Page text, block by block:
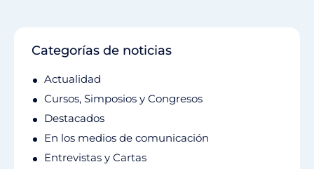
Categorías de noticias
Actualidad
Cursos, Simposios y Congresos
Destacados
En los medios de comunicación
Entrevistas y Cartas